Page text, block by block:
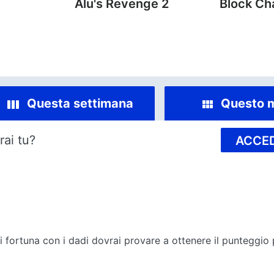
Alu's Revenge 2 Block
Questa settimana Questo
tu?
con i dadi dovrai provare a ottenere il punteggio